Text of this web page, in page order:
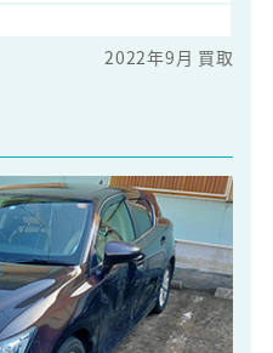
2022年9月 買取